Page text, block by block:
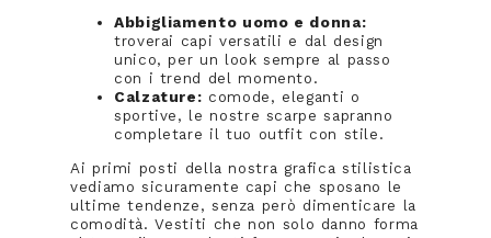
Abbigliamento uomo e donna:
troverai capi versatili e dal design
unico, per un look sempre al passo
con i trend del momento.
Calzature: comode, eleganti o
sportive, le nostre scarpe sapranno
completare il tuo outfit con stile.
Ai primi posti della nostra grafica stilistica
vediamo sicuramente capi che sposano le
ultime tendenze, senza però dimenticare la
comodità. Vestiti che non solo danno forma